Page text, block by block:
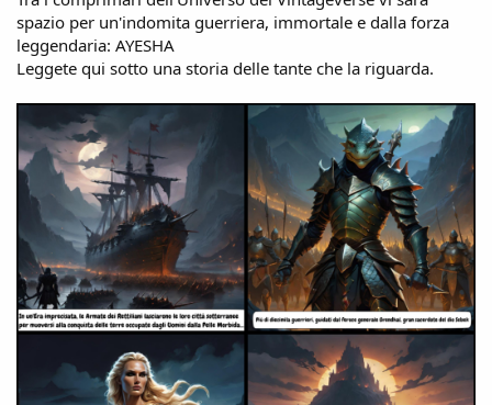
spazio per un'indomita guerriera, immortale e dalla forza
leggendaria: AYESHA
Leggete qui sotto una storia delle tante che la riguarda.